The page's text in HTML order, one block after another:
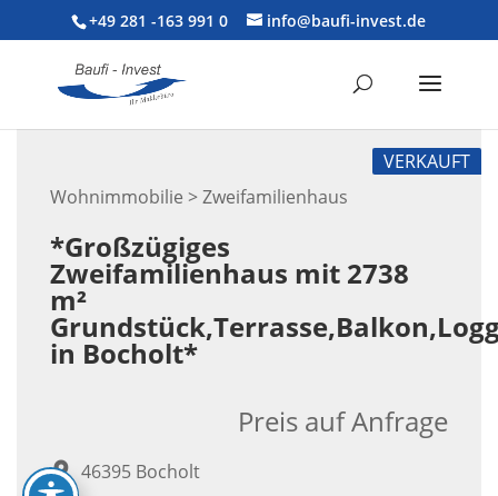
+49 281 -163 991 0 info@baufi-invest.de
Wohnimmobilie > Zweifamilienhaus
VERKAUFT
*Großzügiges
Zweifamilienhaus mit 2738
m²
in Bocholt*
46395 Bocholt
Preis auf Anfrage